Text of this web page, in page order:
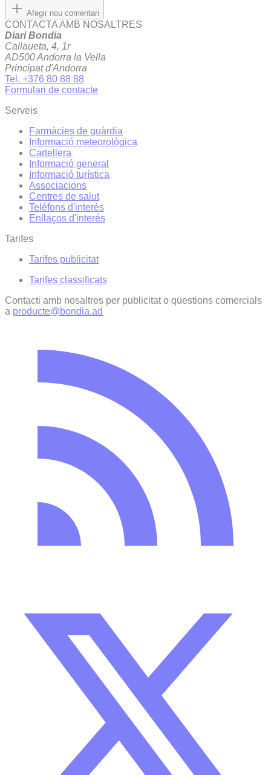
Afegir nou comentari
CONTACTA AMB NOSALTRES
Diari Bondia
Callaueta, 4, 1r
AD500 Andorra la Vella
Principat d'Andorra
Tel. +376 80 88 88
Formulari de contacte
Serveis
Farmàcies de guàrdia
Informació meteorològica
Cartellera
Informació general
Informació turística
Associacions
Centres de salut
Telèfons d'interès
Enllaços d'interés
Tarifes
Tarifes publicitat
Tarifes classificats
Contacti amb nosaltres per publicitat o qüestions comercials
a producte@bondia.ad